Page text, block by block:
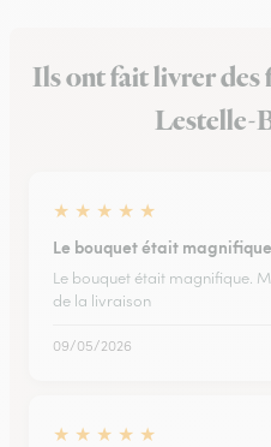
Ils ont fait livrer des
Lestelle-
★ ★ ★ ★ ★
Le bouquet était
Le bouquet était magnifique.
de la livraison
09/05/2026
★ ★ ★ ★ ★